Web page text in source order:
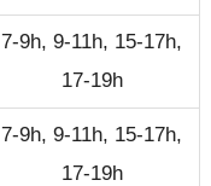
7-9h, 9-11h, 15-17h,
17-19h
7-9h, 9-11h, 15-17h,
17-19h